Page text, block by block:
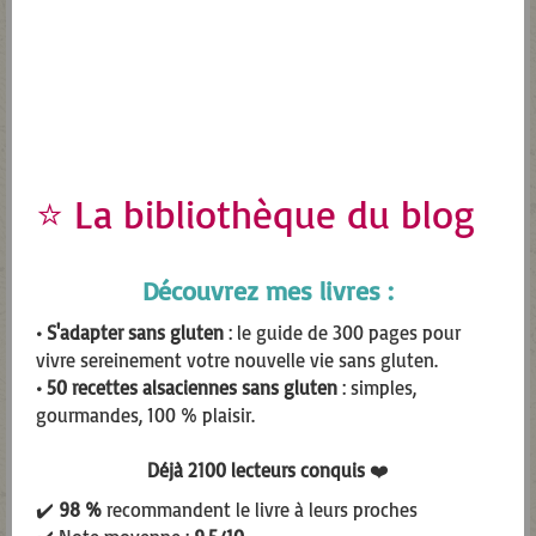
Bon appétit !
Vous aussi vous connaissez des recettes
originales pour Noël ? J’adore ça et je serais
⭐ La bibliothèque du blog
Découvrez mes livres :
• S'adapter sans gluten : le guide de 300 pages pour
vivre sereinement votre nouvelle vie sans gluten.
• 50 recettes alsaciennes sans gluten : simples,
gourmandes, 100 % plaisir.
Déjà 2100 lecteurs conquis ❤️
✔️ 98 % recommandent le livre à leurs proches